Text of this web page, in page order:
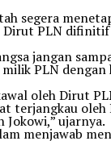
segera
PLN
jangan
PLN
oleh Dirut
terjangkau
ujarnya.
menjawab